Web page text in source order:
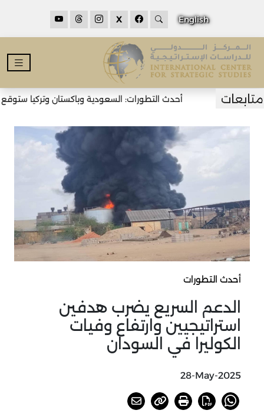
English
X
أحدث التطورات: السعودية وباكستان وتركيا ستوقع
أحدث التطورات
الدعم السريع يضرب هدفين
استراتيجيين وارتفاع وفيات
الكوليرا في السودان
28-May-2025